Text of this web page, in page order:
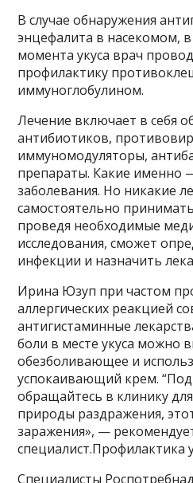
В случае обнаружения
энцефалита в насекомом, в
момента укуса врач
профилактику
иммуноглобулином.
Лечение включает в себя
антибиотиков,
иммуномодуляторы,
препараты. Какие именно
заболевания. Но никакие
самостоятельно
проведя необходимые
исследования, сможет
инфекции и назначить
Ирина Юзуп при частом
аллергических реакцией
антигистаминные
боли в месте укуса можно
обезболивающее и
успокаивающий крем.
обращайтесь в клинику
природы раздражения,
заражения», —
специалист.Профилактика
Специалисты